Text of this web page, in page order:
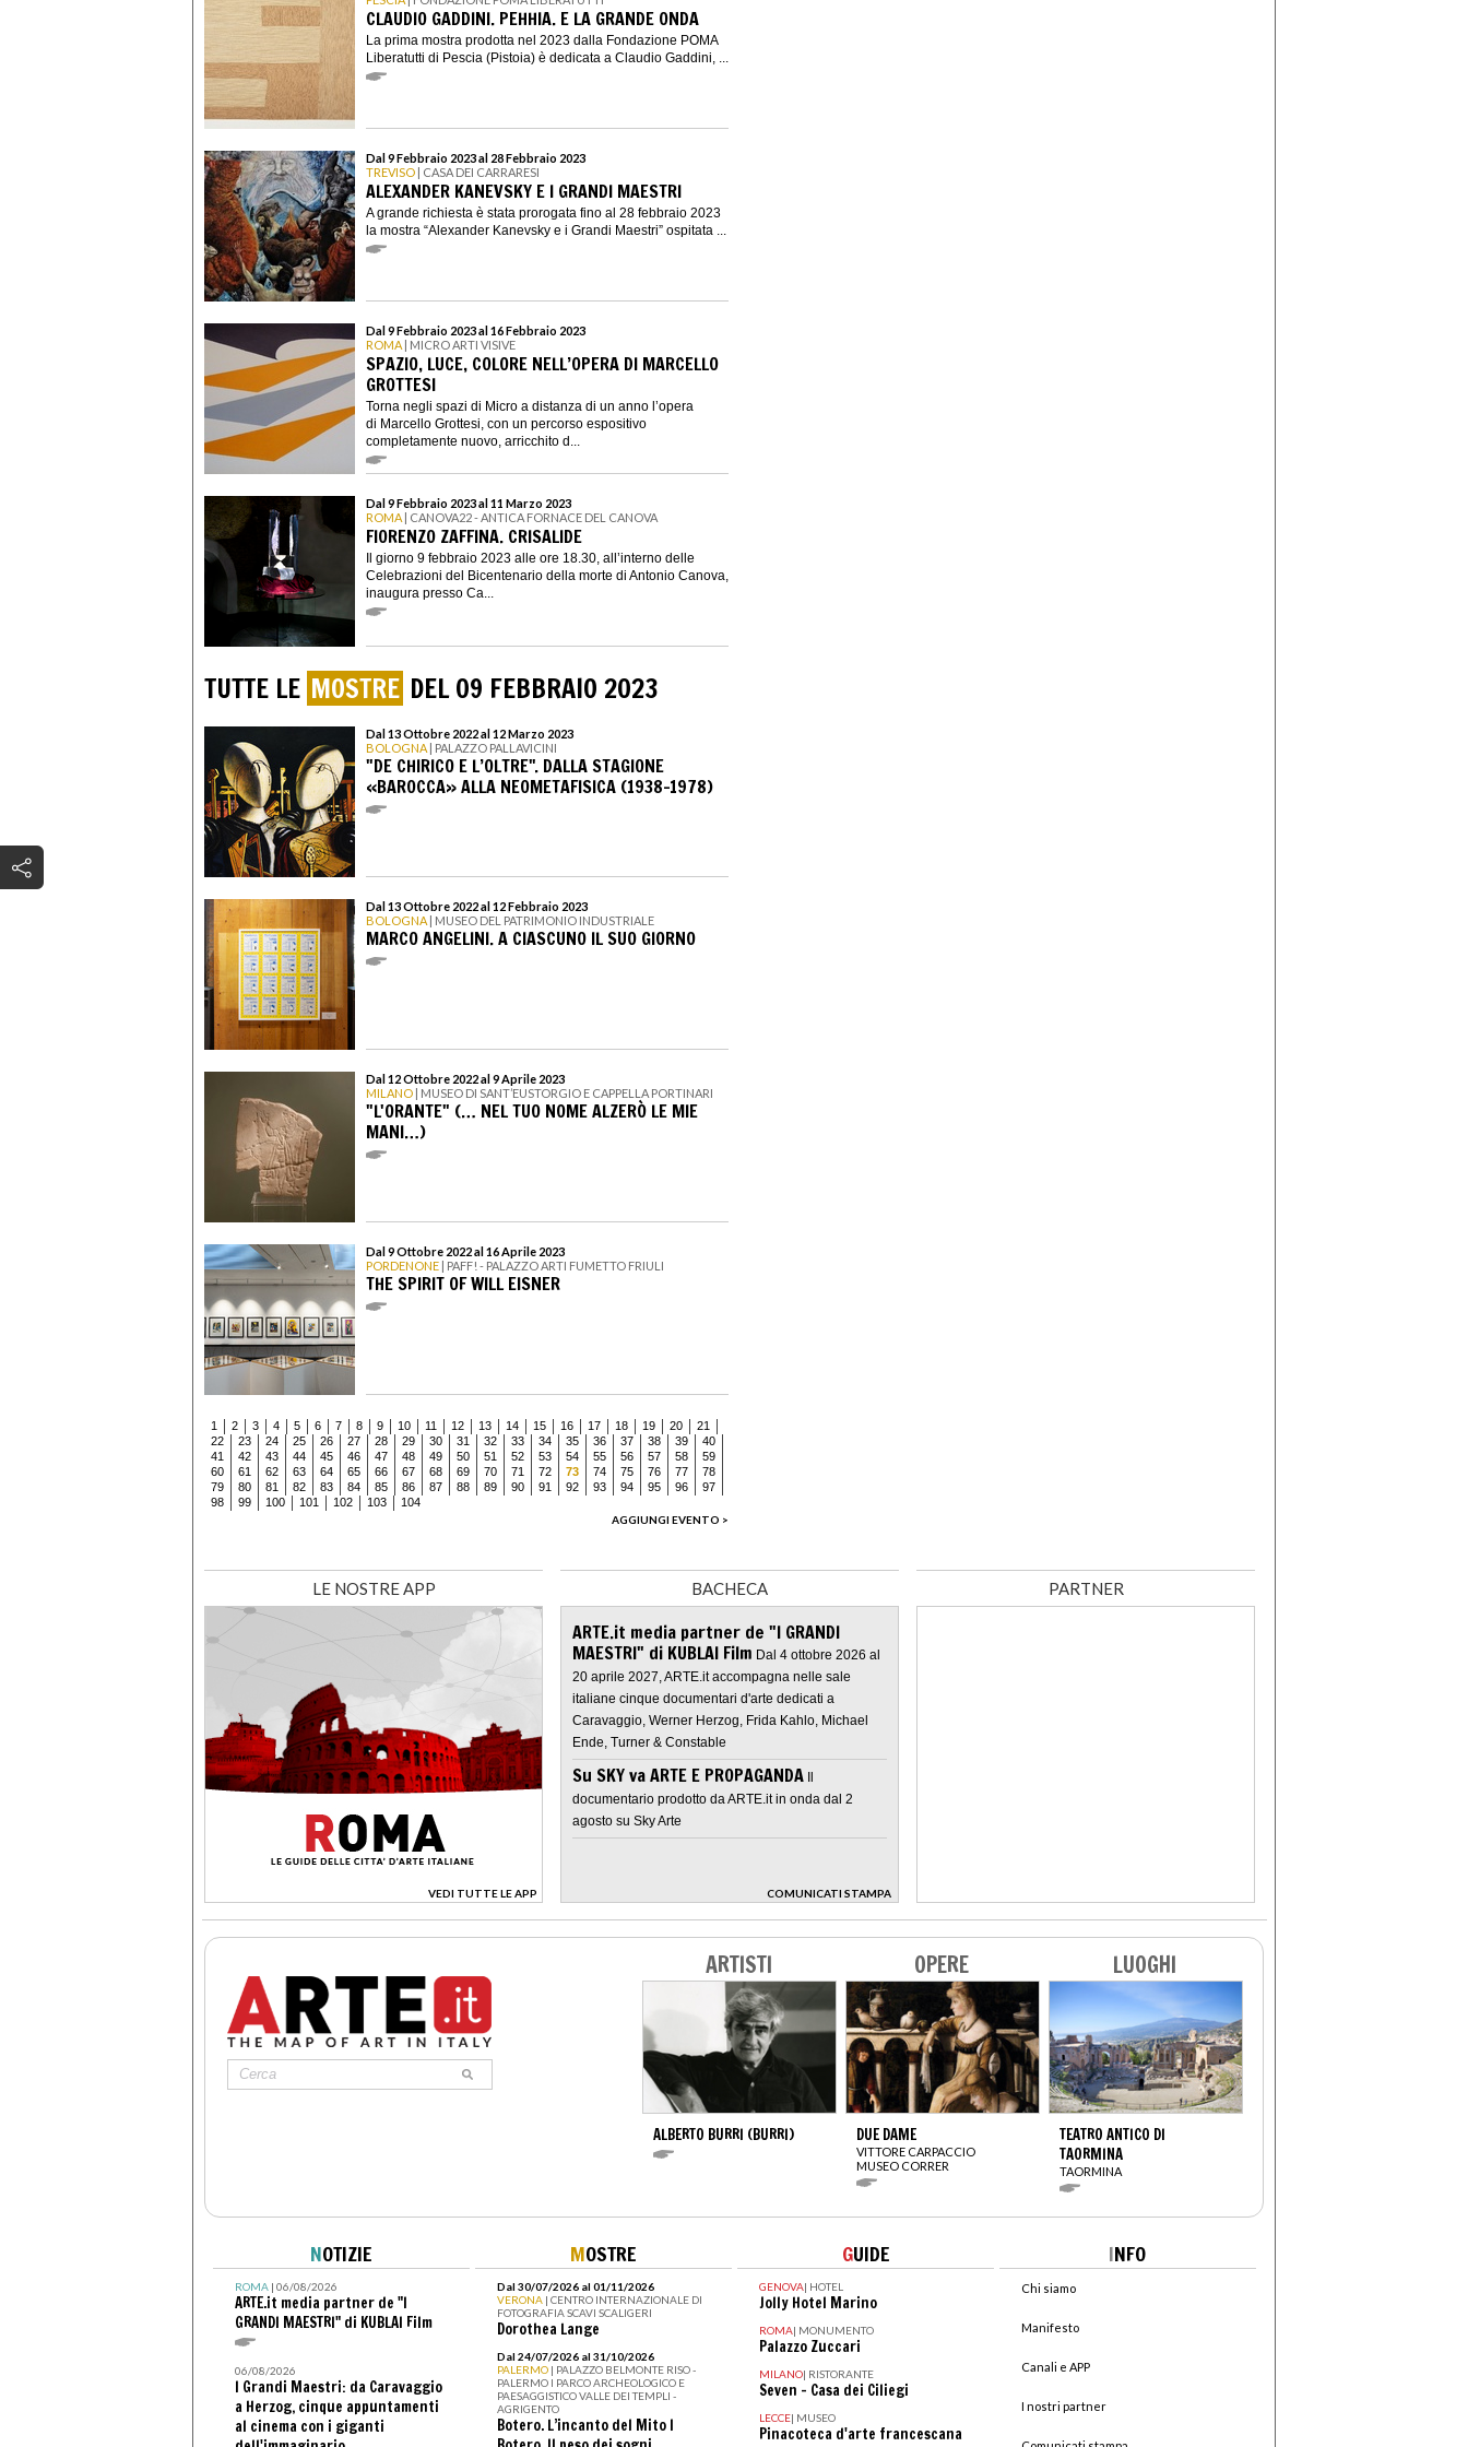
CLAUDIO GADDINI. PEHHIA. E LA GRANDE ONDA
La prima mostra prodotta nel 2023 dalla Fondazione POMA
Liberatutti di Pescia (Pistoia) è dedicata a Claudio Gaddini, ...
Dal 9 Febbraio 2023 al 28 Febbraio 2023
TREVISO | CASA DEI CARRARESI
ALEXANDER KANEVSKY E I GRANDI MAESTRI
A grande richiesta è stata prorogata fino al 28 febbraio 2023
la mostra “Alexander Kanevsky e i Grandi Maestri” ospitata ...
Dal 9 Febbraio 2023 al 16 Febbraio 2023
ROMA | MICRO ARTI VISIVE
SPAZIO, LUCE, COLORE NELL’OPERA DI MARCELLO
GROTTESI
Torna negli spazi di Micro a distanza di un anno l’opera
di Marcello Grottesi, con un percorso espositivo
completamente nuovo, arricchito d...
Dal 9 Febbraio 2023 al 11 Marzo 2023
ROMA | CANOVA22 - ANTICA FORNACE DEL CANOVA
FIORENZO ZAFFINA. CRISALIDE
Il giorno 9 febbraio 2023 alle ore 18.30, all’interno delle
Celebrazioni del Bicentenario della morte di Antonio Canova,
inaugura presso Ca...
TUTTE LE MOSTRE DEL 09 FEBBRAIO 2023
Dal 13 Ottobre 2022 al 12 Marzo 2023
BOLOGNA | PALAZZO PALLAVICINI
"DE CHIRICO E L’OLTRE". DALLA STAGIONE
«BAROCCA» ALLA NEOMETAFISICA (1938-1978)
Dal 13 Ottobre 2022 al 12 Febbraio 2023
BOLOGNA | MUSEO DEL PATRIMONIO INDUSTRIALE
MARCO ANGELINI. A CIASCUNO IL SUO GIORNO
Dal 12 Ottobre 2022 al 9 Aprile 2023
MILANO | MUSEO DI SANT’EUSTORGIO E CAPPELLA PORTINARI
"L'ORANTE" (… NEL TUO NOME ALZERÒ LE MIE
MANI…)
Dal 9 Ottobre 2022 al 16 Aprile 2023
PORDENONE | PAFF! - PALAZZO ARTI FUMETTO FRIULI
THE SPIRIT OF WILL EISNER
1 2 3 4 5 6 7 8 9 10 11 12 13 14 15 16 17 18 19 20
21
22
23 24 25 26 27 28 29 30 31 32 33 34 35 36 37 38 39
40
41
42 43 44 45 46 47 48 49 50 51 52 53 54 55 56 57 58
59
60
61 62 63 64 65 66 67 68 69 70 71 72 73 74 75 76 77
78
79
80 81 82 83 84 85 86 87 88 89 90 91 92 93 94 95 96
97
98
99 100 101 102 103
104
AGGIUNGI EVENTO >
LE NOSTRE APP
VEDI TUTTE LE APP
>
BACHECA
ARTE.it media partner de "I GRANDI
MAESTRI" di KUBLAI Film Dal 4 ottobre 2026 al
20 aprile 2027, ARTE.it accompagna nelle sale
italiane cinque documentari d'arte dedicati a
Caravaggio, Werner Herzog, Frida Kahlo, Michael
Ende, Turner & Constable
Su SKY va ARTE E PROPAGANDA Il
documentario prodotto da ARTE.it in onda dal 2
agosto su Sky Arte
COMUNICATI STAMPA
>
PARTNER
ARTISTI
ALBERTO BURRI (BURRI)
OPERE
DUE DAME
VITTORE CARPACCIO
MUSEO CORRER
LUOGHI
TEATRO ANTICO DI
TAORMINA
TAORMINA
NOTIZIE
ROMA| 06/08/2026
ARTE.it media partner de "I
GRANDI MAESTRI" di KUBLAI Film
06/08/2026
I Grandi Maestri: da Caravaggio
a Herzog, cinque appuntamenti
al cinema con i giganti
MOSTRE
Dal 30/07/2026 al 01/11/2026
VERONA | CENTRO INTERNAZIONALE DI
FOTOGRAFIA SCAVI SCALIGERI
Dorothea Lange
Dal 24/07/2026 al 31/10/2026
PALERMO | PALAZZO BELMONTE RISO -
PALERMO I PARCO ARCHEOLOGICO E
PAESAGGISTICO VALLE DEI TEMPLI -
AGRIGENTO
Botero. L’incanto del Mito I
GUIDE
GENOVA| HOTEL
Jolly Hotel Marino
ROMA| MONUMENTO
Palazzo Zuccari
MILANO| RISTORANTE
Seven – Casa dei Ciliegi
LECCE| MUSEO
Pinacoteca d'arte francescana
INFO
Chi siamo
Manifesto
Canali e APP
I nostri partner